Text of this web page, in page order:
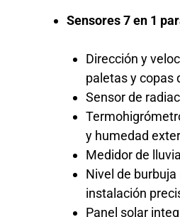
Sensores 7 en 1
Dirección y
paletas y copas
Sensor de
y humedad
Medidor de
Nivel de
instalación
Panel solar